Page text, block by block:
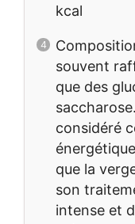
kcal
souvent
que des
considéré
que la
son
intense et